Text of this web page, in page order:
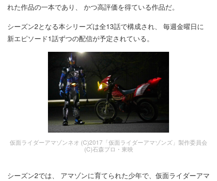
れた作品の一本であり、 かつ高評価を得ている作品だ。
シーズン2となる本シリーズは全13話で構成され、 毎週金曜日に
新エピソード1話ずつの配信が予定されている。
仮面ライダーアマゾンネオ (C)2017「仮面ライダーアマゾンズ」製作委員会
(C)石森プロ・東映
シーズン2では、 アマゾンに育てられた少年で、仮面ライダーアマ